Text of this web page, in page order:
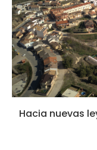
Hacia nuevas